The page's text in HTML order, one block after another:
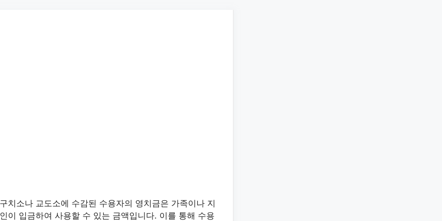
구치소나 교도소에 수감된 수용자의 영치금은 가족이나 지
인이 입금하여 사용할 수 있는 금액입니다. 이를 통해 수용